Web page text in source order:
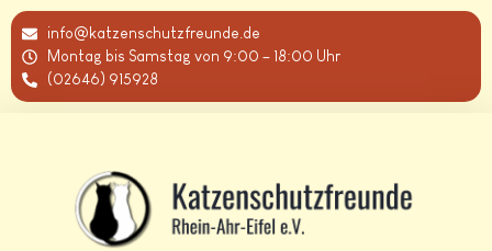
info@katzenschutzfreunde.de
Montag bis Samstag von 9:00 – 18:00 Uhr
(02646) 915928